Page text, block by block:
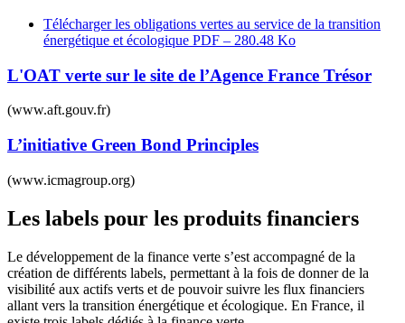
Télécharger les obligations vertes au service de la transition
énergétique et écologique PDF – 280.48 Ko
L'OAT verte sur le site de l’Agence France Trésor
(www.aft.gouv.fr)
L’initiative Green Bond Principles
(www.icmagroup.org)
Les labels pour les produits financiers
Le développement de la finance verte s’est accompagné de la
création de différents labels, permettant à la fois de donner de la
visibilité aux actifs verts et de pouvoir suivre les flux financiers
allant vers la transition énergétique et écologique. En France, il